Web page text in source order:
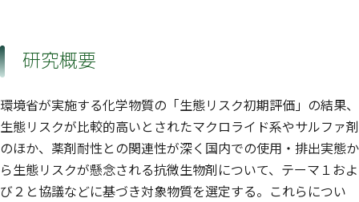
研究概要
環境省が実施する化学物質の「生態リスク初期評価」の結果、
生態リスクが比較的高いとされたマクロライド系やサルファ剤
のほか、薬剤耐性との関連性が深く国内での使用・排出実態か
ら生態リスクが懸念される抗微生物剤について、テーマ１およ
び２と協議などに基づき対象物質を選定する。これらについ